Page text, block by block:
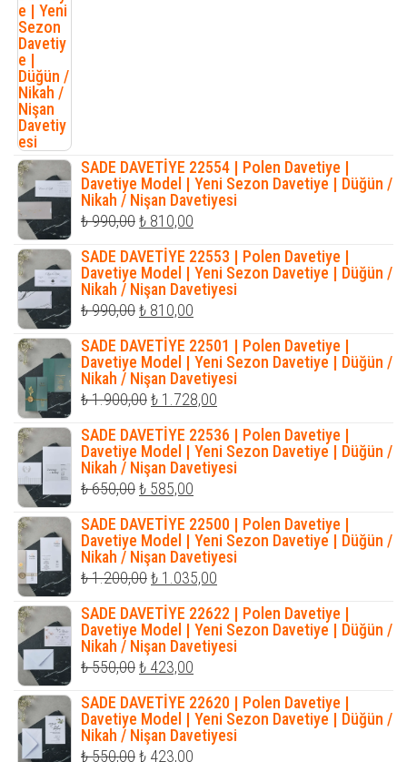
SADE DAVETİYE 22554 | Polen Davetiye |
Davetiye Model | Yeni Sezon Davetiye | Düğün /
Nikah / Nişan Davetiyesi
₺990,00Orijinal
fiyat:
₺ 990,00.
₺ 810,00
andaki
fiyat:
₺ 810,00.
SADE DAVETİYE 22553 | Polen Davetiye |
Davetiye Model | Yeni Sezon Davetiye | Düğün /
Nikah / Nişan Davetiyesi
₺990,00Orijinal
fiyat:
₺ 990,00.
₺ 810,00
andaki
fiyat:
₺ 810,00.
SADE DAVETİYE 22501 | Polen Davetiye |
Davetiye Model | Yeni Sezon Davetiye | Düğün /
Nikah / Nişan Davetiyesi
₺1.900,00Orijinal
fiyat:
₺ 1.900,00.
₺ 1.728,00
andaki
fiyat:
₺ 1.728,00.
SADE DAVETİYE 22536 | Polen Davetiye |
Davetiye Model | Yeni Sezon Davetiye | Düğün /
Nikah / Nişan Davetiyesi
₺650,00Orijinal
fiyat:
₺ 650,00.
₺ 585,00
andaki
fiyat:
₺ 585,00.
SADE DAVETİYE 22500 | Polen Davetiye |
Davetiye Model | Yeni Sezon Davetiye | Düğün /
Nikah / Nişan Davetiyesi
₺1.200,00Orijinal
fiyat:
₺ 1.200,00.
₺ 1.035,00
andaki
fiyat:
₺ 1.035,00.
SADE DAVETİYE 22622 | Polen Davetiye |
Davetiye Model | Yeni Sezon Davetiye | Düğün /
Nikah / Nişan Davetiyesi
₺550,00Orijinal
fiyat:
₺ 550,00.
₺ 423,00
andaki
fiyat:
₺ 423,00.
SADE DAVETİYE 22620 | Polen Davetiye |
Davetiye Model | Yeni Sezon Davetiye | Düğün /
Nikah / Nişan Davetiyesi
₺550,00Orijinal
₺ 423,00